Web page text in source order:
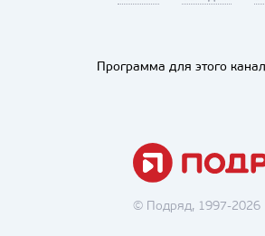
Программа для этого
© Подряд, 1997-2026